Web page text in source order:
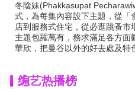
冬陰妹(Phakkasupat
式，為每集內容設下主題，從「
店到服務式住宅，從必逛跳蚤
主題包羅萬有，務求滿足各方面
華欣，把曼谷以外的好去處及特
为
综艺热播榜